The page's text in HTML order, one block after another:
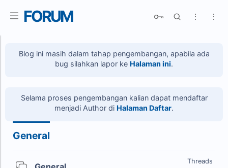
FORUM
Blog ini masih dalam tahap pengembangan, apabila ada
bug silahkan lapor ke Halaman ini.
Selama proses pengembangan kalian dapat mendaftar
menjadi Author di Halaman Daftar.
General
Threads
Premium
Type:
JS HTML
Komponen